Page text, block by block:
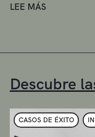
LEE MÁS
Descubre
CASOS DE ÉXITO